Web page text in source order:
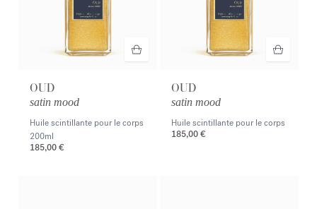
OUD
satin mood
Huile scintillante pour le corps
200ml
185,00 €
OUD
satin mood
Huile scintillante pour le corps
185,00 €